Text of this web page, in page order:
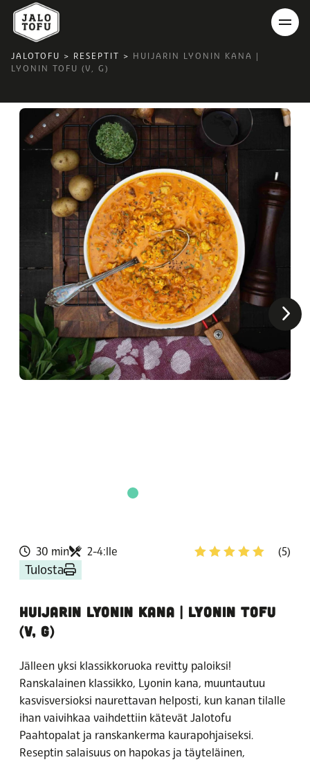
JALOTOFU > RESEPTIT >
HUIJARIN LYONIN KANA |
LYONIN TOFU (V, G)
30 min 2-4:lle
Tulosta
(5)
HUIJARIN LYONIN KANA | LYONIN TOFU
(V, G)
Jälleen yksi klassikkoruoka revitty paloiksi!
Ranskalainen klassikko, Lyonin kana, muuntautuu
kasvisversioksi naurettavan helposti, kun kanan tilalle
ihan vaivihkaa vaihdettiin kätevät Jalotofu
Paahtopalat ja ranskankerma kaurapohjaiseksi.
Reseptin salaisuus on hapokas ja täyteläinen,